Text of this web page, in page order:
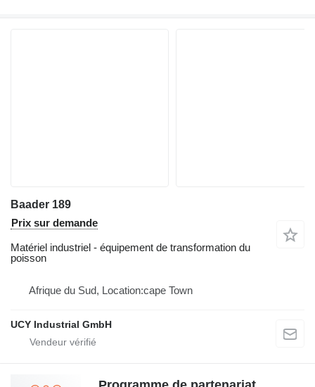
Baader 189
Prix sur demande
Matériel industriel - équipement de transformation du
poisson
Afrique du Sud, Location:cape Town
UCY Industrial GmbH